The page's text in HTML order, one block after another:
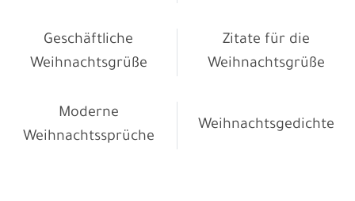
Geschäftliche
Weihnachtsgrüße
Zitate für die
Weihnachtsgrüße
Moderne
Weihnachtssprüche
Weihnachtsgedichte